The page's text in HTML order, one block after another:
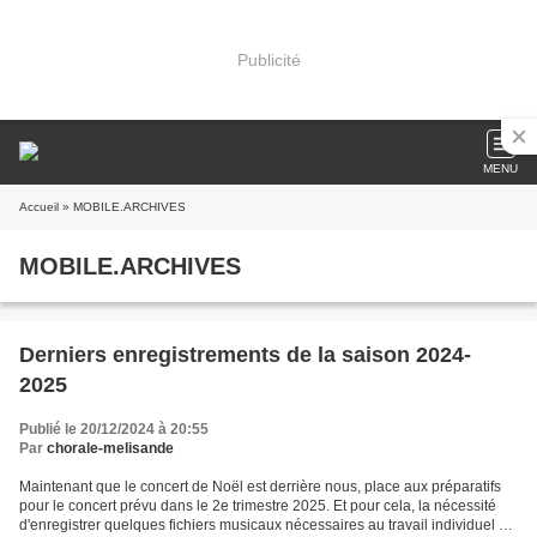
Publicité
MENU
Accueil » MOBILE.ARCHIVES
MOBILE.ARCHIVES
Derniers enregistrements de la saison 2024-
2025
Publié le 20/12/2024 à 20:55
Par chorale-melisande
Maintenant que le concert de Noël est derrière nous, place aux préparatifs
pour le concert prévu dans le 2e trimestre 2025. Et pour cela, la nécessité
d'enregistrer quelques fichiers musicaux nécessaires au travail individuel de